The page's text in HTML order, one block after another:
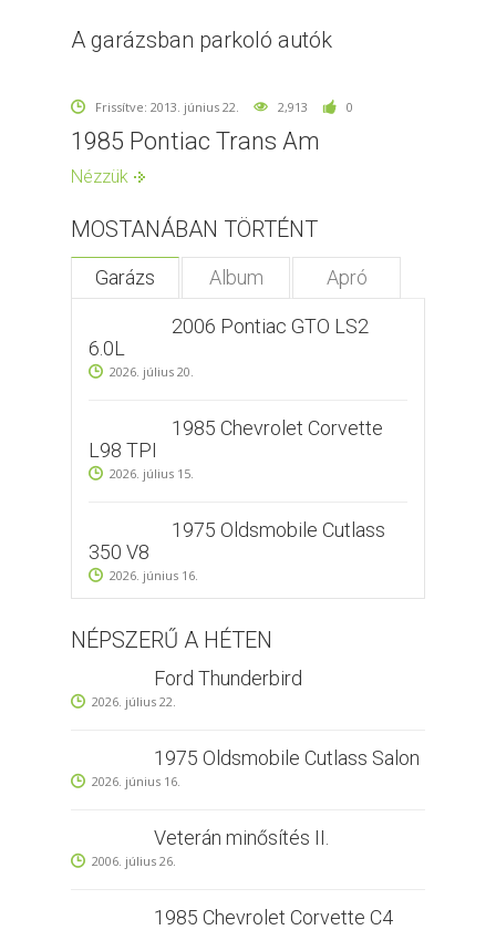
A garázsban parkoló autók
Frissítve: 2013. június 22. 2,913 0
1985 Pontiac Trans Am
Nézzük
MOSTANÁBAN TÖRTÉNT
Garázs Album Apró
2006 Pontiac GTO LS2
6.0L
2026. július 20.
1985 Chevrolet Corvette
L98 TPI
2026. július 15.
1975 Oldsmobile Cutlass
350 V8
2026. június 16.
NÉPSZERŰ A HÉTEN
Ford Thunderbird
2026. július 22.
1975 Oldsmobile Cutlass Salon
2026. június 16.
Veterán minősítés II.
2006. július 26.
1985 Chevrolet Corvette C4